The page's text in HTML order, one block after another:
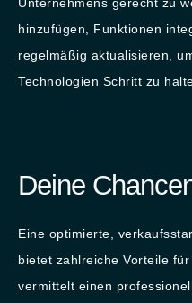
Unternehmens gerecht zu
hinzufügen, Funktionen
regelmäßig aktualisieren,
Technologien Schritt zu
Deine
Eine optimierte,
bietet zahlreiche Vorteile
vermittelt einen